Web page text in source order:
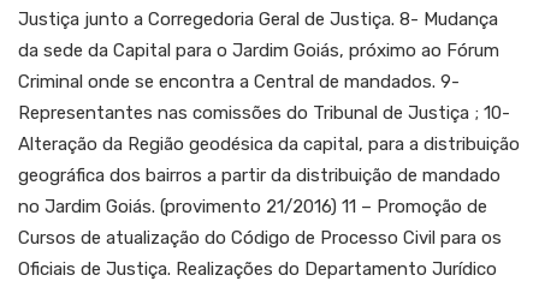
Justiça junto a Corregedoria Geral de Justiça. 8- Mudança
da sede da Capital para o Jardim Goiás, próximo ao Fórum
Criminal onde se encontra a Central de mandados. 9-
Representantes nas comissões do Tribunal de Justiça ; 10-
Alteração da Região geodésica da capital, para a distribuição
geográfica dos bairros a partir da distribuição de mandado
no Jardim Goiás. (provimento 21/2016) 11 – Promoção de
Cursos de atualização do Código de Processo Civil para os
Oficiais de Justiça. Realizações do Departamento Jurídico